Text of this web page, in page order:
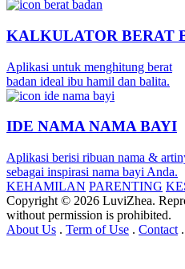
KALKULATOR BERAT
Aplikasi untuk menghitung berat
badan ideal ibu hamil dan balita.
IDE NAMA NAMA BAYI
Aplikasi berisi ribuan nama &
sebagai inspirasi nama bayi Anda.
KEHAMILAN PARENTING
Copyright © 2026 LuviZhea.
without permission is prohibited.
About Us . Term of Use . Contact .